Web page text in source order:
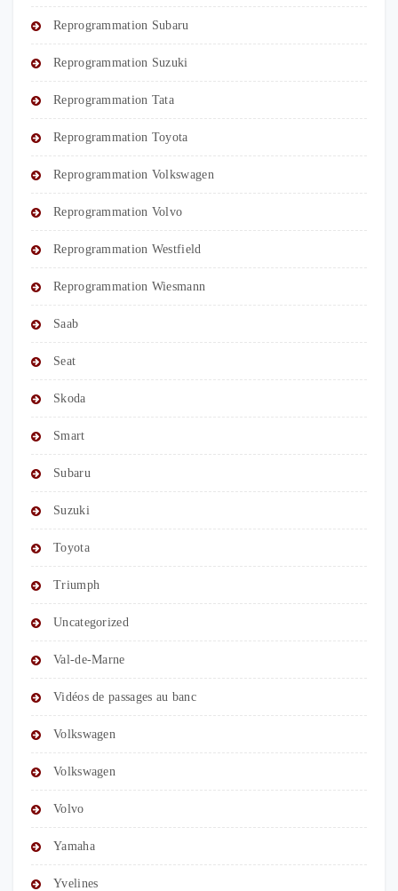
Reprogrammation Subaru
Reprogrammation Suzuki
Reprogrammation Tata
Reprogrammation Toyota
Reprogrammation Volkswagen
Reprogrammation Volvo
Reprogrammation Westfield
Reprogrammation Wiesmann
Saab
Seat
Skoda
Smart
Subaru
Suzuki
Toyota
Triumph
Uncategorized
Val-de-Marne
Vidéos de passages au banc
Volkswagen
Volkswagen
Volvo
Yamaha
Yvelines